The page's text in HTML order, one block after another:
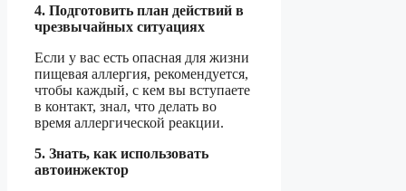
4. Подготовить план действий в
чрезвычайных ситуациях
Если у вас есть опасная для жизни
пищевая аллергия, рекомендуется,
чтобы каждый, с кем вы вступаете
в контакт, знал, что делать во
время аллергической реакции.
5. Знать, как использовать
автоинжектор